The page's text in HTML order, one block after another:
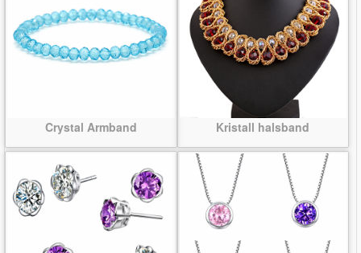
Crystal Armband Kristall halsband